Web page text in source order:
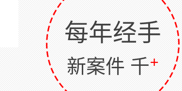
每年经手
新案件 千+